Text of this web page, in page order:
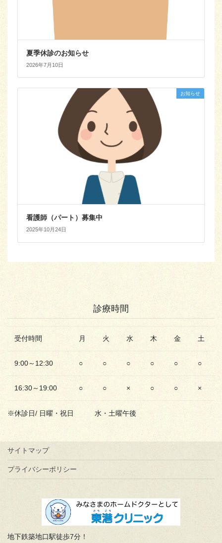
夏季休診のお知らせ
2026年7月10日
お知らせ
看護師（パート）募集中
2025年10月24日
診療時間
受付時間 月 火 水 木 金 土
9:00～12:30 ○ ○ ○ ○ ○ ○
16:30～19:00 ○ ○ × ○ ○ ×
※休診日/ 日曜・祝日 水・土曜午後
サイトマップ
プライバシーポリシー
地下鉄築地口駅徒歩7分！